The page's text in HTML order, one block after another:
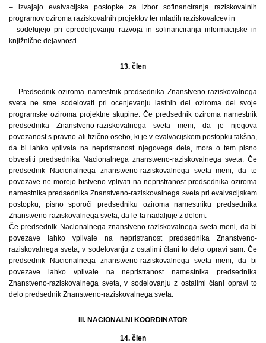
– izvajajo evalvacijske postopke za izbor sofinanciranja raziskovalnih
programov oziroma raziskovalnih projektov ter mladih raziskovalcev in
– sodelujejo pri opredeljevanju razvoja in sofinanciranja informacijske in
knjižnične dejavnosti.
13. člen
Predsednik oziroma namestnik predsednika Znanstveno-raziskovalnega
sveta ne sme sodelovati pri ocenjevanju lastnih del oziroma del svoje
programske oziroma projektne skupine. Če predsednik oziroma namestnik
predsednika Znanstveno-raziskovalnega sveta meni, da je njegova
povezanost s pravno ali fizično osebo, ki je v evalvacijskem postopku takšna,
da bi lahko vplivala na nepristranost njegovega dela, mora o tem pisno
obvestiti predsednika Nacionalnega znanstveno-raziskovalnega sveta. Če
predsednik Nacionalnega znanstveno-raziskovalnega sveta meni, da te
povezave ne morejo bistveno vplivati na nepristranost predsednika oziroma
namestnika predsednika Znanstveno-raziskovalnega sveta pri evalvacijskem
postopku, pisno sporoči predsedniku oziroma namestniku predsednika
Znanstveno-raziskovalnega sveta, da le-ta nadaljuje z delom.
Če predsednik Nacionalnega znanstveno-raziskovalnega sveta meni, da bi
povezave lahko vplivale na nepristranost predsednika Znanstveno-
raziskovalnega sveta, v sodelovanju z ostalimi člani to delo opravi sam. Če
predsednik Nacionalnega znanstveno-raziskovalnega sveta meni, da bi
povezave lahko vplivale na nepristranost namestnika predsednika
Znanstveno-raziskovalnega sveta, v sodelovanju z ostalimi člani opravi to
delo predsednik Znanstveno-raziskovalnega sveta.
III. NACIONALNI KOORDINATOR
14. člen